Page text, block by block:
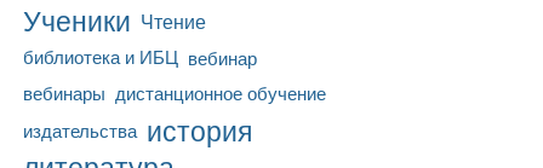
Ученики Чтение
библиотека и ИБЦ вебинар
вебинары дистанционное обучение
издательства история